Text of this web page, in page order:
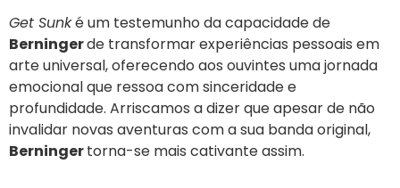
Get Sunké um testemunho da capacidade de
Berningerde transformar experiências pessoais em
arte universal, oferecendo aos ouvintes uma jornada
emocional que ressoa com sinceridade e
profundidade. Arriscamos a dizer que apesar de não
invalidar novas aventuras com a sua banda original,
Berningertorna-se mais cativante assim.